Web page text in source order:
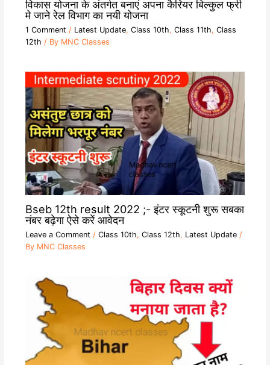
विकास योजना के अंतर्गत बनाएं अपना कैरियर बिल्कुल फ्री
मे जाने रेल विभाग का नयी योजना
1 Comment / Latest Update, Class 10th, Class 11th, Class
12th / By MNC Classes
Bseb 12th result 2022 ;- इंटर स्कूटनी शुरू सबका
नंबर बढ़ेगा ऐसे करें आवेदन
Leave a Comment / Class 10th, Class 12th, Latest Update/
By MNC Classes